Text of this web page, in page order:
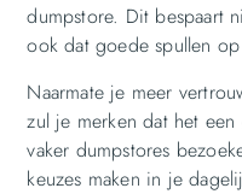
dumpstore. Dit bespaart
ook dat goede spullen
Naarmate je meer
zul je merken dat het
vaker dumpstores
keuzes maken in je